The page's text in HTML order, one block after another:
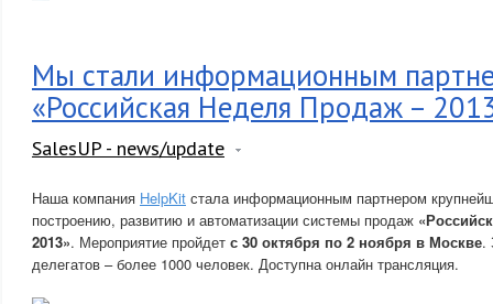
Мы стали информационным
«Российская Неделя Продаж –
SalesUP - news/update
Наша компания HelpKit стала информационным партнером
построению, развитию и автоматизации системы продаж
2013». Мероприятие пройдет с 30 октября по 2 ноября в Москве.
делегатов – более 1000 человек. Доступна онлайн трансляция.